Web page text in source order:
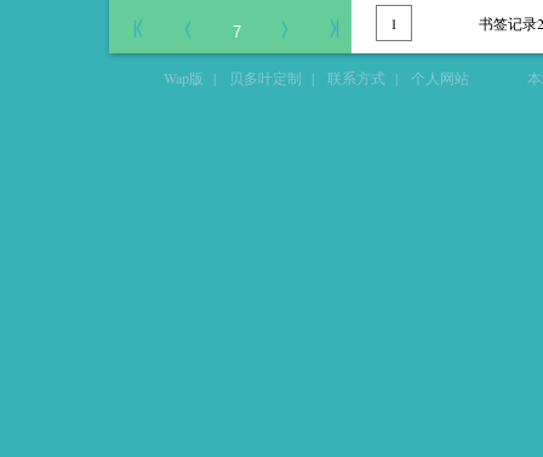
1 书签记录
Wap版 | 贝多叶定制 | 联系方式 | 个人网站 本站